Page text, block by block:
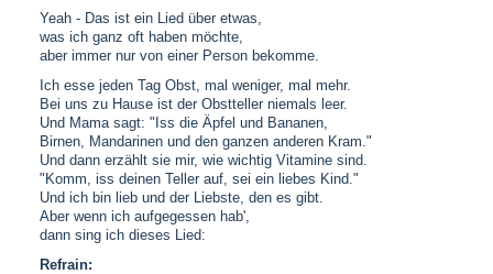
Yeah - Das ist ein Lied über etwas,
was ich ganz oft haben möchte,
aber immer nur von einer Person bekomme.
Ich esse jeden Tag Obst, mal weniger, mal mehr.
Bei uns zu Hause ist der Obstteller niemals leer.
Und Mama sagt: "Iss die Äpfel und Bananen,
Birnen, Mandarinen und den ganzen anderen Kram."
Und dann erzählt sie mir, wie wichtig Vitamine sind.
"Komm, iss deinen Teller auf, sei ein liebes Kind."
Und ich bin lieb und der Liebste, den es gibt.
Aber wenn ich aufgegessen hab',
dann sing ich dieses Lied:
Refrain: